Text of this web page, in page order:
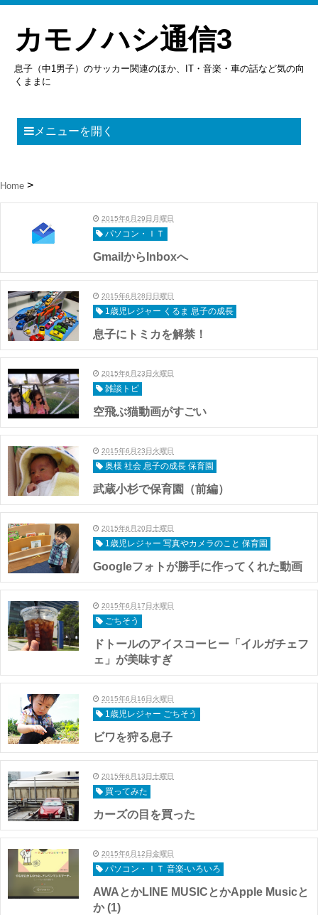
カモノハシ通信3
息子（中1男子）のサッカー関連のほか、IT・音楽・車の話など気の向
くままに
メニューを開く
Home
2015年6月29日月曜日
パソコン・ＩＴ
GmailからInboxへ
2015年6月28日日曜日
1歳児レジャー くるま 息子の成長
息子にトミカを解禁！
2015年6月23日火曜日
雑談トピ
空飛ぶ猫動画がすごい
2015年6月23日火曜日
奥様 社会 息子の成長 保育園
武蔵小杉で保育園（前編）
2015年6月20日土曜日
1歳児レジャー 写真やカメラのこと 保育園
Googleフォトが勝手に作ってくれた動画
2015年6月17日水曜日
ごちそう
ドトールのアイスコーヒー「イルガチェフ
ェ」が美味すぎ
2015年6月16日火曜日
1歳児レジャー ごちそう
ビワを狩る息子
2015年6月13日土曜日
買ってみた
カーズの目を買った
2015年6月12日金曜日
パソコン・ＩＴ 音楽-いろいろ
AWAとかLINE MUSICとかApple Musicと
か (1)